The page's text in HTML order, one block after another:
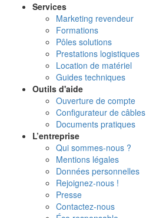
Services
Marketing revendeur
Formations
Pôles solutions
Prestations logistiques
Location de matériel
Guides techniques
Outils d'aide
Ouverture de compte
Configurateur de câbles
Documents pratiques
L’entreprise
Qui sommes-nous ?
Mentions légales
Données personnelles
Rejoignez-nous !
Presse
Contactez-nous